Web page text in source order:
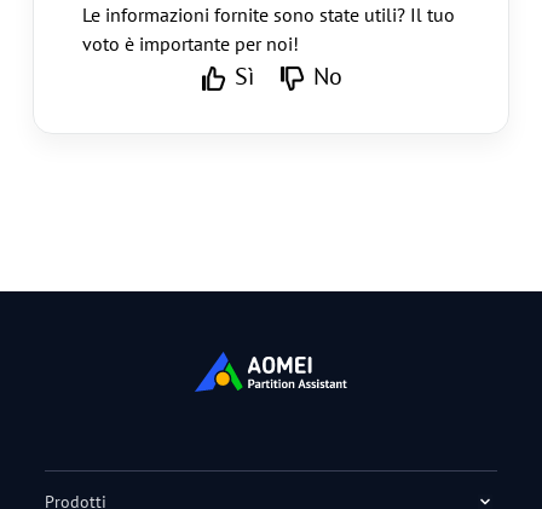
Le informazioni fornite sono state utili? Il tuo
voto è importante per noi!
Sì No
Prodotti